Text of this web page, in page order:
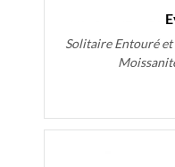
Solitaire Entouré et